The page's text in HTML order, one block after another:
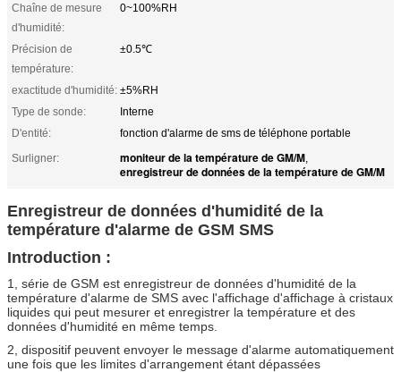
Chaîne de mesure
d'humidité:
0~100%RH
Précision de
température:
±0.5℃
exactitude d'humidité: ±5%RH
Type de sonde:
Interne
D'entité:
fonction d'alarme de sms de téléphone portable
Surligner:
moniteur de la température de GM/M,
enregistreur de données de la température de GM/M
Enregistreur de données d'humidité de la
température d'alarme de GSM SMS
Introduction :
1, série de GSM est enregistreur de données d'humidité de la
température d'alarme de SMS avec l'affichage d'affichage à cristaux
liquides qui peut mesurer et enregistrer la température et des
données d'humidité en même temps.
2, dispositif peuvent envoyer le message d'alarme automatiquement
une fois que les limites d'arrangement étant dépassées